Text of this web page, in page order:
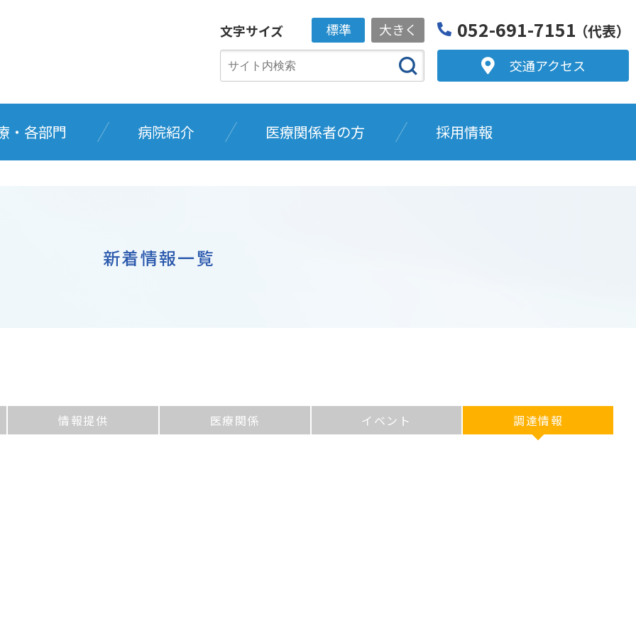
文字サイズ 標準 大きく 052-691-7151 （代表）
交通アクセス
・各部門 病院紹介 医療関係者の方 採用情報
新着情報一覧
情報提供 医療関係 イベント 調達情報